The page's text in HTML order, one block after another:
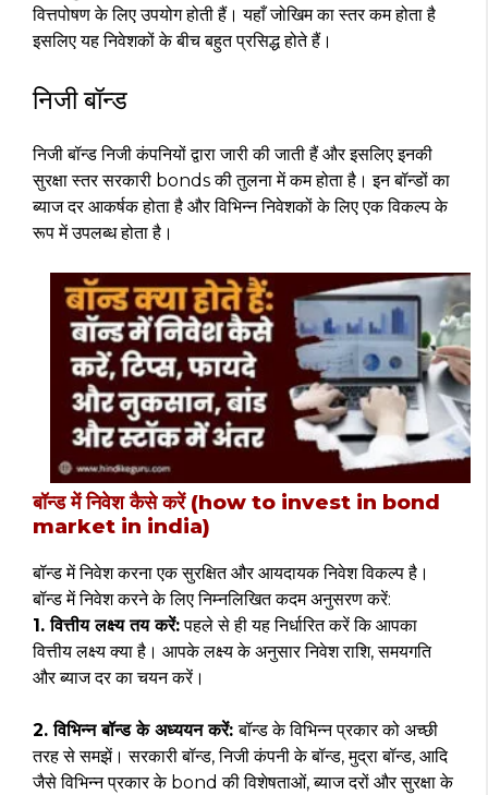
वित्तपोषण के लिए उपयोग होती हैं। यहाँ जोखिम का स्तर कम होता है
इसलिए यह निवेशकों के बीच बहुत प्रसिद्ध होते हैं।
निजी बॉन्ड
निजी बॉन्ड निजी कंपनियों द्वारा जारी की जाती हैं और इसलिए इनकी
सुरक्षा स्तर सरकारी bonds की तुलना में कम होता है। इन बॉन्डों का
ब्याज दर आकर्षक होता है और विभिन्न निवेशकों के लिए एक विकल्प के
रूप में उपलब्ध होता है।
बॉन्ड में निवेश कैसे करें (how to invest in bond
market in india)
बॉन्ड में निवेश करना एक सुरक्षित और आयदायक निवेश विकल्प है।
बॉन्ड में निवेश करने के लिए निम्नलिखित कदम अनुसरण करें:
1. वित्तीय लक्ष्य तय करें:पहले से ही यह निर्धारित करें कि आपका
वित्तीय लक्ष्य क्या है। आपके लक्ष्य के अनुसार निवेश राशि, समयगति
और ब्याज दर का चयन करें।
2. विभिन्न बॉन्ड के अध्ययन करें:बॉन्ड के विभिन्न प्रकार को अच्छी
तरह से समझें। सरकारी बॉन्ड, निजी कंपनी के बॉन्ड, मुद्रा बॉन्ड, आदि
जैसे विभिन्न प्रकार के bond की विशेषताओं, ब्याज दरों और सुरक्षा के